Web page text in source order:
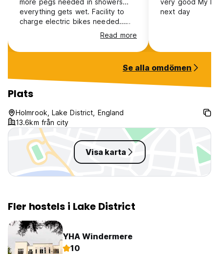
more pegs needed in showers...
everything gets wet. Facility to
charge electric bikes needed...
maybe put electricity into bikeRead more
very good My boots were dry
next day
Se alla omdömen
Plats
Holmrook, Lake District, England
13.6km från city
Visa karta
Fler hostels i Lake District
YHA Windermere
10